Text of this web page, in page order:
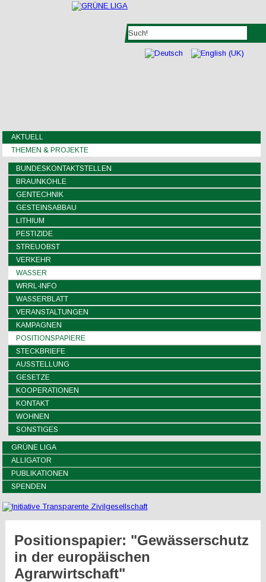
AKTUELL
THEMEN & PROJEKTE
BUNDESKONTAKTSTELLEN
BRAUNKOHLE
GENTECHNIK
GESTEINSABBAU
LITHIUM
PESTIZIDE
STREUOBST
VERKEHR
WASSER
WRRL-INFO
WASSERBLATT
VERANSTALTUNGEN
KAMPAGNEN
POSITIONSPAPIERE
STECKBRIEFE
AUSSTELLUNG
GESETZE
KOOPERATIONEN
KONTAKT
WOHNEN
SONSTIGES
GRÜNE LIGA
ALLIGATOR
PUBLIKATIONEN
SPENDEN
Positionspapier: "Gewässerschutz
in der europäischen
Agrarwirtschaft"